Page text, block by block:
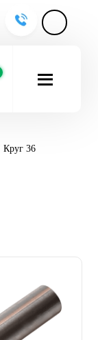
Круг 36